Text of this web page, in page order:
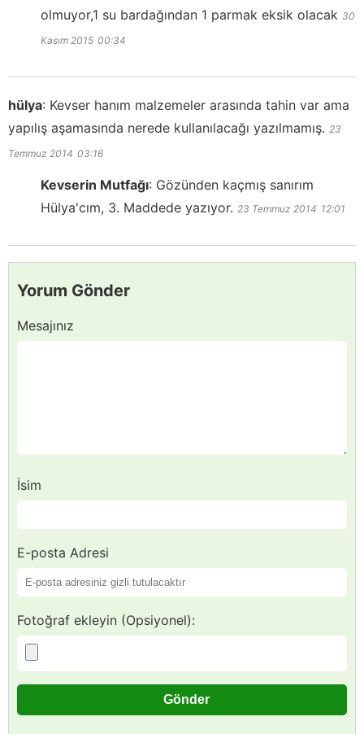
olmuyor,1 su bardağından 1 parmak eksik olacak 30
Kasım 2015 00:34
hülya: Kevser hanım malzemeler arasında tahin var ama
yapılış aşamasında nerede kullanılacağı yazılmamış. 23
Temmuz 2014 03:16
Kevserin Mutfağı: Gözünden kaçmış sanırım
Hülya'cım, 3. Maddede yazıyor. 23 Temmuz 2014 12:01
Yorum Gönder
Mesajınız
İsim
E-posta Adresi
Fotoğraf ekleyin (Opsiyonel):